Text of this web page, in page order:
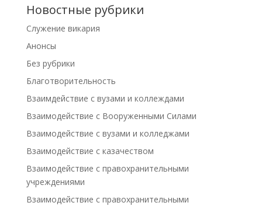
Новостные рубрики
Cлужение викария
Анонсы
Без рубрики
Благотворительность
Взаимдействие с вузами и коллеждами
Взаимодействие с Вооруженными Силами
Взаимодействие с вузами и колледжами
Взаимодействие с казачеством
Взаимодействие с правохранительными
учреждениями
Взаимодействие с правохранительными